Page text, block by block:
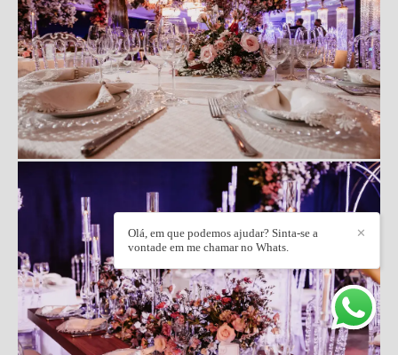
✕
Olá, em que podemos ajudar? Sinta-se a
vontade em me chamar no Whats.